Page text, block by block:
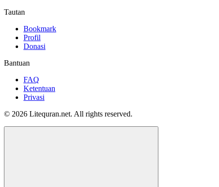
Tautan
Bookmark
Profil
Donasi
Bantuan
FAQ
Ketentuan
Privasi
© 2026 Litequran.net. All rights reserved.